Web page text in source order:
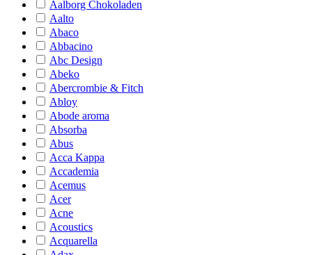
Aalborg Chokoladen
Aalto
Abaco
Abbacino
Abc Design
Abeko
Abercrombie & Fitch
Abloy
Abode aroma
Absorba
Abus
Acca Kappa
Accademia
Acemus
Acer
Acne
Acoustics
Acquarella